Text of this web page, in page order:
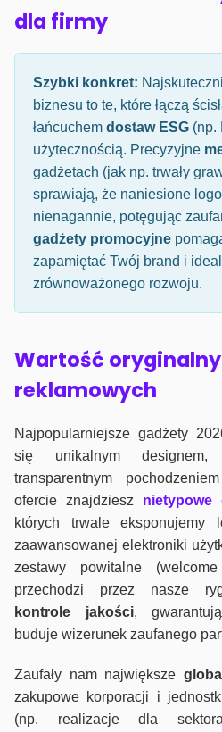
dla firmy
Szybki konkret:
biznesu to te, które łączą
łańcuchem dostaw ESG (np.
użytecznością. Precyzyjne
gadżetach (jak np. trwały
sprawiają, że naniesione
nienagannie, potęgując
gadżety promocyjne
zapamiętać Twój brand i
zrównoważonego rozwoju.
Wartość
reklamowych
Najpopularniejsze gadżety
się unikalnym designem,
transparentnym
ofercie znajdziesz nietypowe
których trwale
zaawansowanej elektroniki
zestawy powitalne
przechodzi przez nasze
kontrole jakości,
buduje wizerunek zaufanego
Zaufały nam największe
zakupowe korporacji i
(np. realizacje dla